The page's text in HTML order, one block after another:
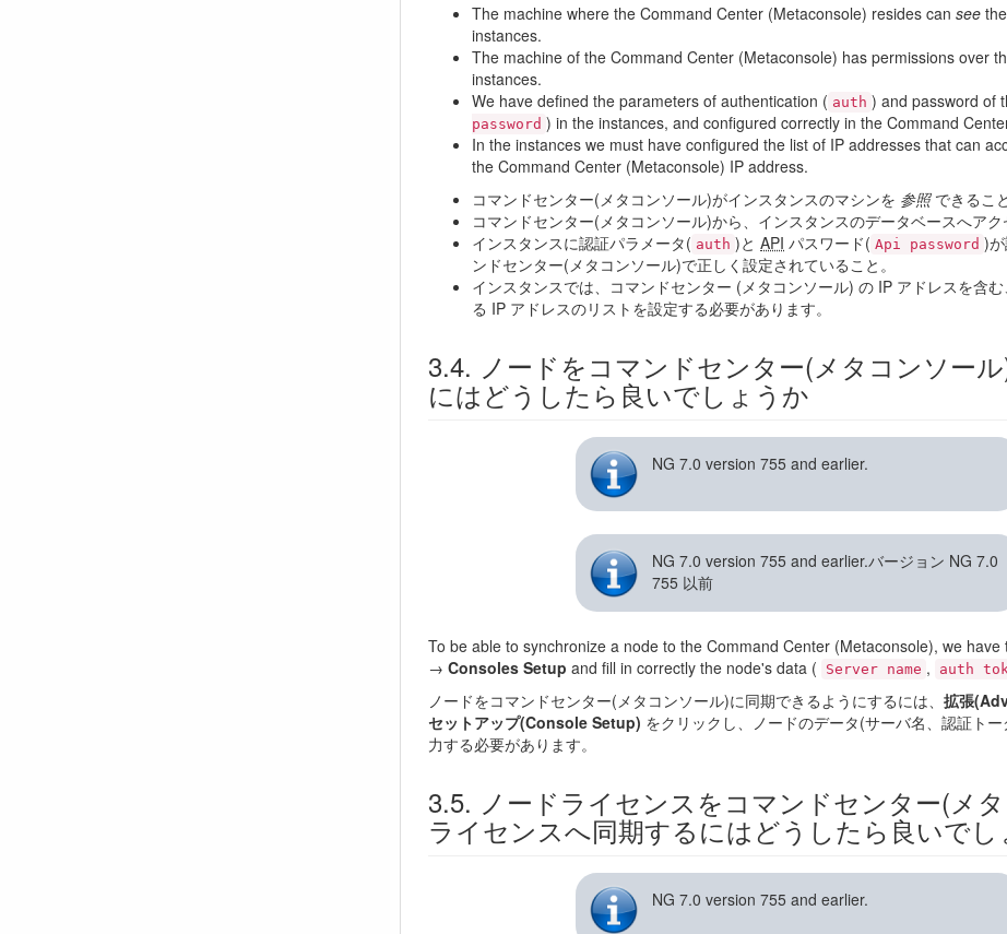
The machine where the Command Center (Metaconsole) resides can see
instances.
The machine of the Command Center (Metaconsole) has permissions over
instances.
We have defined the parameters of authentication ( auth ) and password of
password ) in the instances, and configured correctly in the Command
In the instances we must have configured the list of IP addresses that can
the Command Center (Metaconsole) IP address.
コマンドセンター(メタコンソール)がインスタンスのマシンを 参照できること
コマンドセンター(メタコンソール)から、インスタンスのデータベースへアク
インスタンスに認証パラメータ( auth )と API パスワード( Api password )
ンドセンター(メタコンソール)で正しく設定されていること。
インスタンスでは、コマンドセンター (メタコンソール) の IP アドレスを含
る IP アドレスのリストを設定する必要があります。
ノードをコマンドセンター(メタコンソー
にはどうしたら良いでしょうか
NG 7.0 version 755 and earlier.
NG 7.0 version 755 and earlier.バージョン NG 7.0
755 以前
To be able to synchronize a node to the Command Center (Metaconsole), we have
→ Consoles Setup and fill in correctly the node's data ( Server name , auth
ノードをコマンドセンター(メタコンソール)に同期できるようにするには、 拡張
セットアップ(Console Setup) をクリックし、ノードのデータ(サーバ名、認証ト
力する必要があります。
ノードライセンスをコマンドセンター(メ
ライセンスへ同期するにはどうしたら良いでし
NG 7.0 version 755 and earlier.